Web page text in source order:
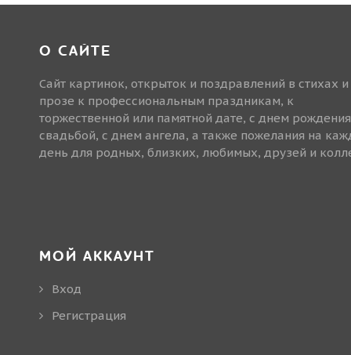
О САЙТЕ
Сайт картинок, открыток и поздравлений в стихах и
прозе к профессиональным праздникам, к
торжественной или памятной дате, с днем
свадьбой, с днем ангела, а также пожелания на
день для родных, близких, любимых, друзей и
МОЙ АККАУНТ
Вход
Регистрация